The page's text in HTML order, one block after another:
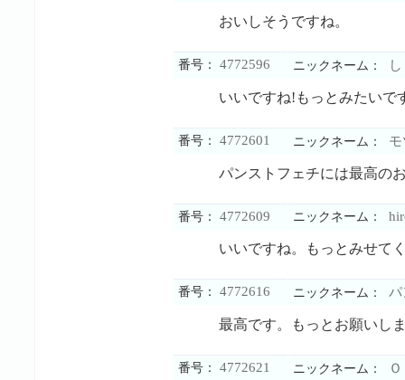
おいしそうですね。
番号： 4772596 ニックネーム：
いいですね!もっとみたいで
番号： 4772601 ニックネーム：
パンストフェチには最高の
番号： 4772609 ニックネーム：
いいですね。もっとみせて
番号： 4772616 ニックネーム： パ
最高です。もっとお願いし
番号： 4772621 ニックネーム：